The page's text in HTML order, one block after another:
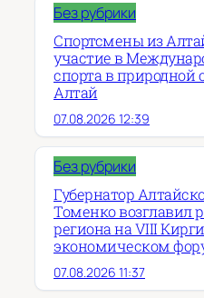
Без рубрики
Спортсмены из
участие в
спорта в природной
Алтай
07.08.2026 12:39
Без рубрики
Губернатор
Томенко возглавил
региона на VIII
экономическом
07.08.2026 11:37